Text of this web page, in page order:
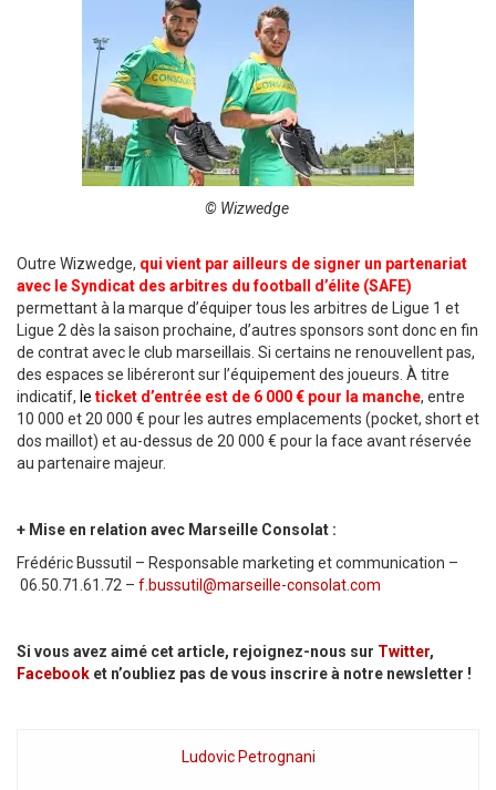
© Wizwedge
Outre Wizwedge, qui vient par ailleurs de signer un partenariat
avec le Syndicat des arbitres du football d’élite (SAFE)
permettant à la marque d’équiper tous les arbitres de Ligue 1 et
Ligue 2 dès la saison prochaine, d’autres sponsors sont donc en fin
de contrat avec le club marseillais. Si certains ne renouvellent pas,
des espaces se libéreront sur l’équipement des joueurs. À titre
indicatif, le ticket d’entrée est de 6 000 € pour la manche, entre
10 000 et 20 000 € pour les autres emplacements (pocket, short et
dos maillot) et au-dessus de 20 000 € pour la face avant réservée
au partenaire majeur.
+ Mise en relation avec Marseille Consolat :
Frédéric Bussutil – Responsable marketing et communication –
06.50.71.61.72 – f.bussutil@marseille-consolat.com
Si vous avez aimé cet article, rejoignez-nous sur Twitter,
Facebook et n’oubliez pas de vous inscrire à notre newsletter !
Ludovic Petrognani